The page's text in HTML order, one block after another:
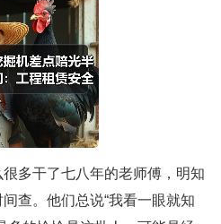
多干了七八年的老师傅，明知
查。他们总说“我看一眼就知